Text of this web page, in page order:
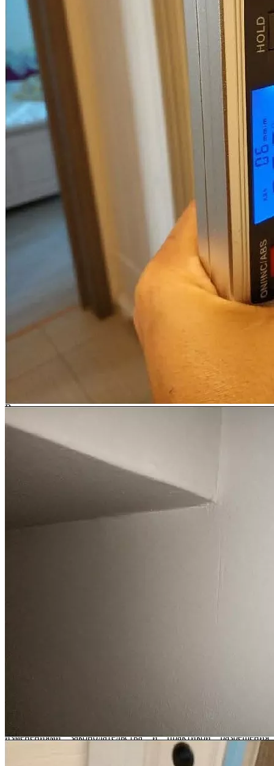
Спор о качестве строительства с ООО "СЗ "Нагатино-1"
Дело выиграно
Всего взыскано
Спор о качестве строительства (ЖК "Жулебино парк")
Дело выиграно
Спор о качестве строительства (ЖК "Скандинавия")
Смотреть все выигранные дела
Ответы на некоторые вопросы
дольщиков по спорам с
застройщиками
Как понять, имеются ли в квартире строительные недостатки?
Некоторые строительные недостатки являются явными и для
Можно ли определить стоимость устранения строительных
недостатков без проведения осмотра, по фото/видео?
В связи с тем, что для выявления всех строительных
недостатков специалисту необходимо проводить
инструментальные измерения, предварительный анализ
недостатков на предмет их наличия по фото/видео в...
Можно ли взыскать стоимость устранения строительных
недостатков, если в акте приема-передачи квартиры
присутствует положение о том, что претензии к застройщику
Согласно ст. 756 ГК РФ, а также ст. 7 Федерального закона от
30.12.2004 № 214-ФЗ (ред. от 31.12.2017) "Об участии в
долевом строительстве многоквартирных домов и иных
". Мы регулярно следим за
изменениями законодательства и практикой разрешения
споров по ДДУ, поэтому можем предоставить вам самый
эффективный и быстрый способ решения вашей проблемы.